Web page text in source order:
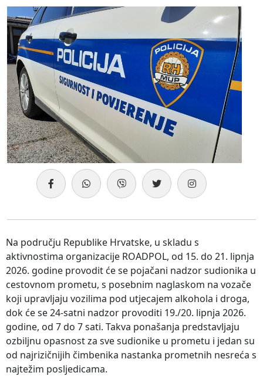
Na području Republike Hrvatske, u skladu s
aktivnostima organizacije ROADPOL, od 15. do 21. lipnja
2026. godine provodit će se pojačani nadzor sudionika u
cestovnom prometu, s posebnim naglaskom na vozače
koji upravljaju vozilima pod utjecajem alkohola i droga,
dok će se 24-satni nadzor provoditi 19./20. lipnja 2026.
godine, od 7 do 7 sati. Takva ponašanja predstavljaju
ozbiljnu opasnost za sve sudionike u prometu i jedan su
od najrizičnijih čimbenika nastanka prometnih nesreća s
najtežim posljedicama.